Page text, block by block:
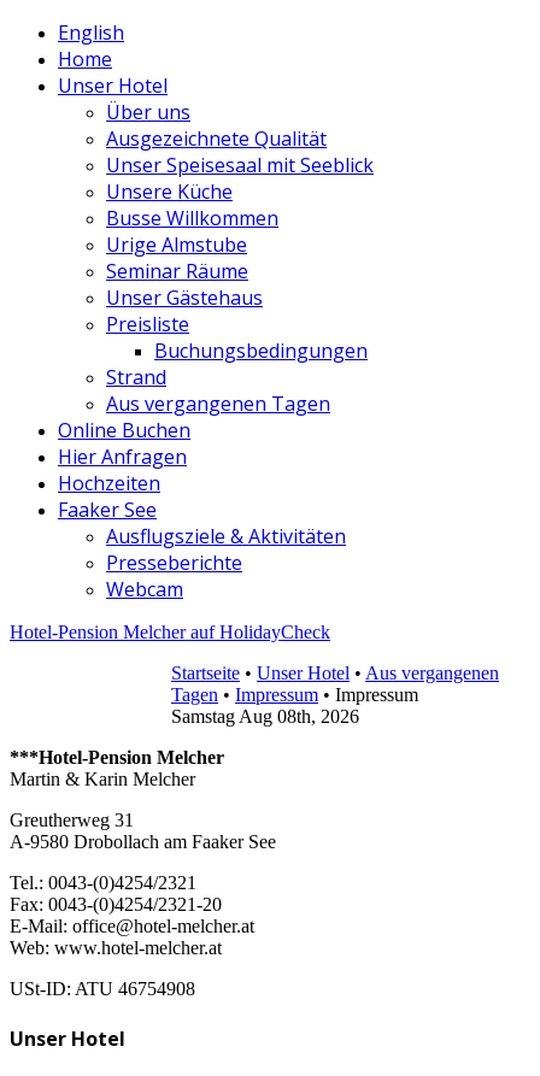
English
Home
Unser Hotel
Über uns
Ausgezeichnete Qualität
Unser Speisesaal mit Seeblick
Unsere Küche
Busse Willkommen
Urige Almstube
Seminar Räume
Unser Gästehaus
Preisliste
Buchungsbedingungen
Strand
Aus vergangenen Tagen
Online Buchen
Hier Anfragen
Hochzeiten
Faaker See
Ausflugsziele & Aktivitäten
Presseberichte
Webcam
Hotel-Pension Melcher auf HolidayCheck
Startseite • Unser Hotel • Aus vergangenen
Tagen • Impressum • Impressum
Samstag Aug 08th, 2026
***Hotel-Pension Melcher
Martin & Karin Melcher
Greutherweg 31
A-9580 Drobollach am Faaker See
Tel.: 0043-(0)4254/2321
Fax: 0043-(0)4254/2321-20
E-Mail: office@hotel-melcher.at
Web: www.hotel-melcher.at
USt-ID: ATU 46754908
Unser Hotel